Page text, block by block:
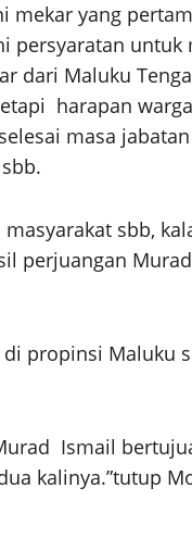
yang
persyaratan
dari Maluku
harapan
masa
sbb,
perjuangan
propinsi Maluku
Ismail
kalinya.”tutup